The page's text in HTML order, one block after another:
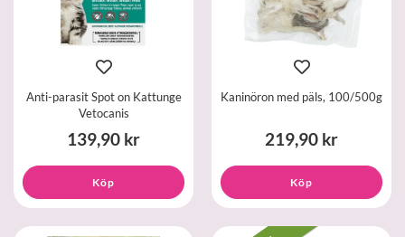
Anti-parasit Spot on Kattunge
Vetocanis
139,90 kr
Köp
Kaninöron med päls, 100/500g
219,90 kr
Köp